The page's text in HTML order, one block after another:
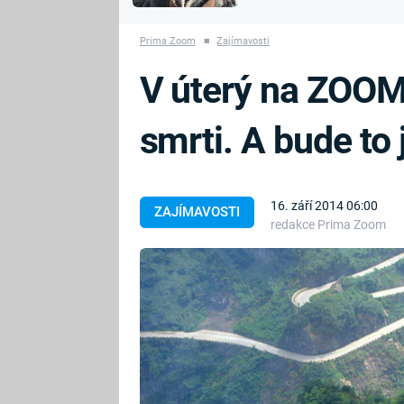
PRVNÍ SVĚTOVÁ
BRITSKÁ
RODINA
Prima Zoom ■ Zajímavosti
ZAJÍMAVOSTI
16. září 2014 06:00
redakce Prima Zoom
V úterý na
smrti. A bude to